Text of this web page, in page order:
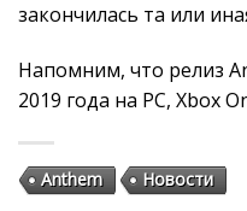
закончилась та или
Напомним, что релиз
2019 года на PC, Xbox
Anthem Новости